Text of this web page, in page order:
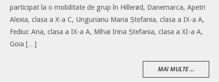
participat la o mobilitate de grup în Hillerød, Danemarca, Apetri
Alexia, clasa a X-a C, Ungurianu Maria Ștefania, clasa a IX-a A,
Fediuc Ana, clasa a IX-a A, Mihai Irina Ștefania, clasa a XI-a A,
Goia […]
MAI MULTE ...